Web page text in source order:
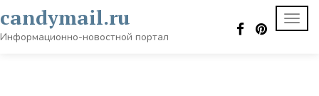
to
content
candymail.ru
Информационно-новостной портал